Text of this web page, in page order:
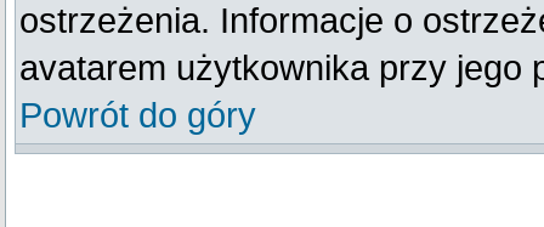
ostrzeżenia. Informacje o
avatarem użytkownika przy jego
Powrót do góry